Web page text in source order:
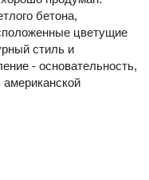
бетона,
цветущие
стиль и
- основательность,
американской